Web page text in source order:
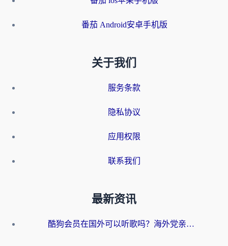
番茄 Android安卓手机版
关于我们
服务条款
隐私协议
应用权限
联系我们
最新资讯
酷狗会员在国外可以听歌吗？海外党亲测有效：3步解决音乐权限难题